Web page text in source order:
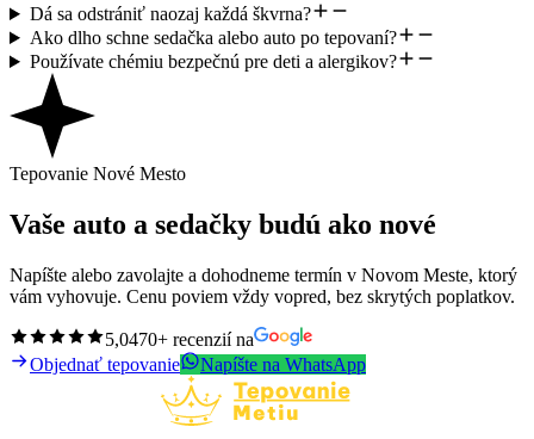
Dá sa odstrániť naozaj každá škvrna?
Ako dlho schne sedačka alebo auto po tepovaní?
Používate chémiu bezpečnú pre deti a alergikov?
Tepovanie Nové Mesto
Vaše auto a sedačky budú ako nové
Napíšte alebo zavolajte a dohodneme termín v Novom Meste, ktorý
vám vyhovuje. Cenu poviem vždy vopred, bez skrytých poplatkov.
5,0470+ recenzií na
Objednať tepovanie
Napíšte na WhatsApp